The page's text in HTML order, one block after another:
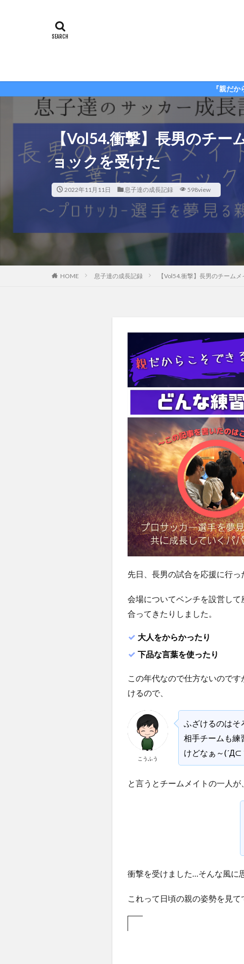
『親だからこそできる』をモット
【Vol54.衝撃】長男のチー
ョックを受けた
2022年11月11日 息子達の成長記録 598view
HOME 息子達の成長記録 【Vol54.衝撃】長男のチーム
先日、長男の試合を応援に行っ
会場についてベンチを設営し
合ってきたりしました。
大人をからかったり
下品な言葉を使ったり
この年代なので仕方ないので
けるので、
こうふう
ふざけるのは
相手チームも練
けどなぁ～(´Д⊂
と言うとチームメイトの一人が、
衝撃を受けました…そんな風
これって日頃の親の姿勢を見